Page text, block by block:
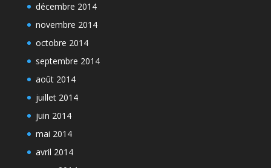
décembre 2014
novembre 2014
octobre 2014
septembre 2014
août 2014
juillet 2014
juin 2014
mai 2014
avril 2014